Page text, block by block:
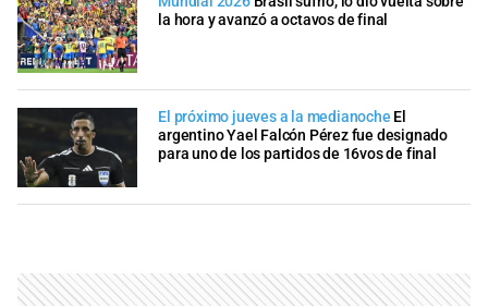
la hora y avanzó a octavos de final
El próximo jueves a la medianoche El
argentino Yael Falcón Pérez fue designado
para uno de los partidos de 16vos de final